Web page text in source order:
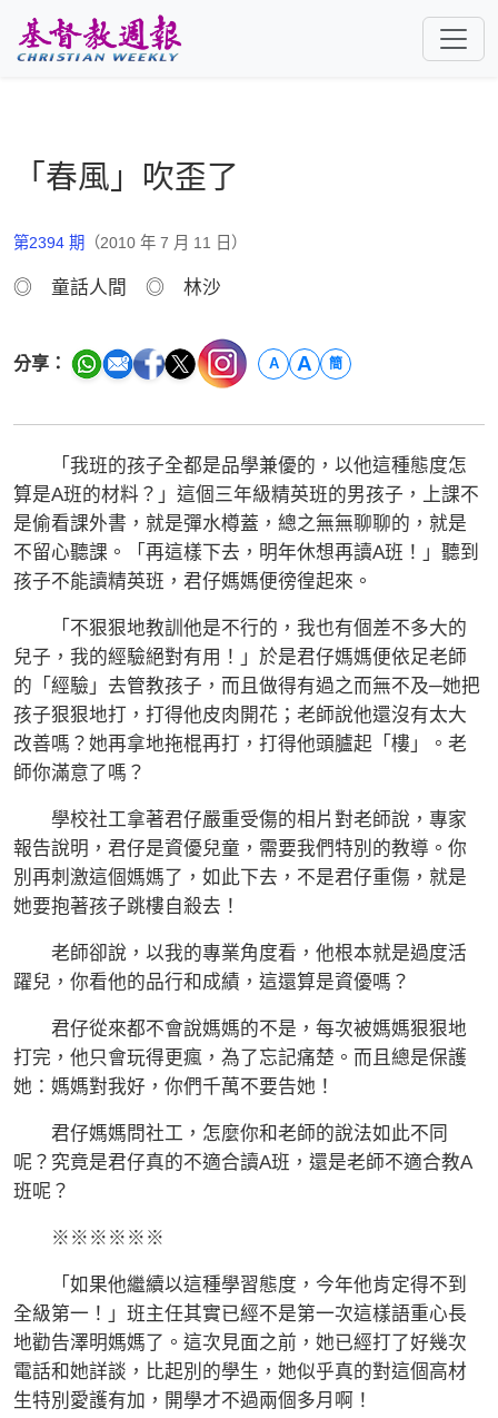
「春風」吹歪了
第2394 期 （2010 年 7 月 11 日）
◎ 童話人間 ◎ 林沙
分享： A A 簡
「我班的孩子全都是品學兼優的，以他這種態度怎
算是A班的材料？」這個三年級精英班的男孩子，上課不
是偷看課外書，就是彈水樽蓋，總之無無聊聊的，就是
不留心聽課。「再這樣下去，明年休想再讀A班！」聽到
孩子不能讀精英班，君仔媽媽便徬徨起來。
「不狠狠地教訓他是不行的，我也有個差不多大的
兒子，我的經驗絕對有用！」於是君仔媽媽便依足老師
的「經驗」去管教孩子，而且做得有過之而無不及─她把
孩子狠狠地打，打得他皮肉開花；老師說他還沒有太大
改善嗎？她再拿地拖棍再打，打得他頭臚起「樓」。老
師你滿意了嗎？
學校社工拿著君仔嚴重受傷的相片對老師說，專家
報告說明，君仔是資優兒童，需要我們特別的教導。你
別再刺激這個媽媽了，如此下去，不是君仔重傷，就是
她要抱著孩子跳樓自殺去！
老師卻說，以我的專業角度看，他根本就是過度活
躍兒，你看他的品行和成績，這還算是資優嗎？
君仔從來都不會說媽媽的不是，每次被媽媽狠狠地
打完，他只會玩得更瘋，為了忘記痛楚。而且總是保護
她：媽媽對我好，你們千萬不要告她！
君仔媽媽問社工，怎麼你和老師的說法如此不同
呢？究竟是君仔真的不適合讀A班，還是老師不適合教A
班呢？
※※※※※※
「如果他繼續以這種學習態度，今年他肯定得不到
全級第一！」班主任其實已經不是第一次這樣語重心長
地勸告澤明媽媽了。這次見面之前，她已經打了好幾次
電話和她詳談，比起別的學生，她似乎真的對這個高材
生特別愛護有加，開學才不過兩個多月啊！